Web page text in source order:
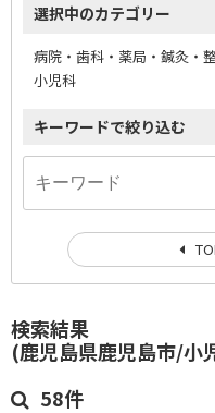
検索結果
(鹿児島県鹿児島市/小
58件
選択中のカテゴリー
病院・歯科・薬局・鍼灸・
小児科
キーワードで絞り込む